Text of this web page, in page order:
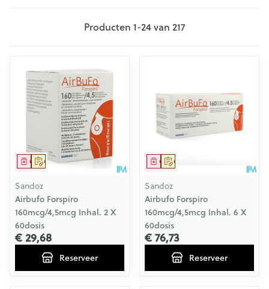
Producten 1-24van 217
Op voorschrift
Geneesmiddel
Sandoz
Airbufo Forspiro
160mcg/4,5mcg Inhal. 2 X
60dosis
€ 29,68
Reserveer
Op voorschrift
Geneesmiddel
Sandoz
Airbufo Forspiro
160mcg/4,5mcg Inhal. 6 X
60dosis
€ 76,73
Reserveer